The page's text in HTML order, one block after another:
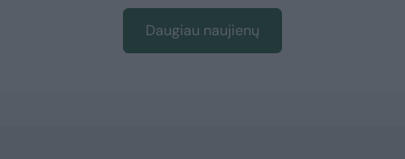
Daugiau naujienų